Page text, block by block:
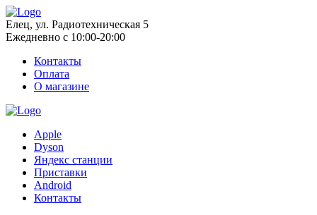
Елец, ул. Радиотехническая 5
Ежедневно с 10:00-20:00
Контакты
Оплата
О магазине
Apple
Dyson
Яндекс станции
Приставки
Android
Контакты